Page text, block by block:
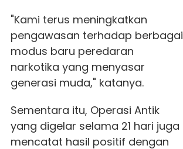
"Kami terus meningkatkan
pengawasan terhadap berbagai
modus baru peredaran
narkotika yang menyasar
generasi muda," katanya.
Sementara itu, Operasi Antik
yang digelar selama 21 hari juga
mencatat hasil positif dengan